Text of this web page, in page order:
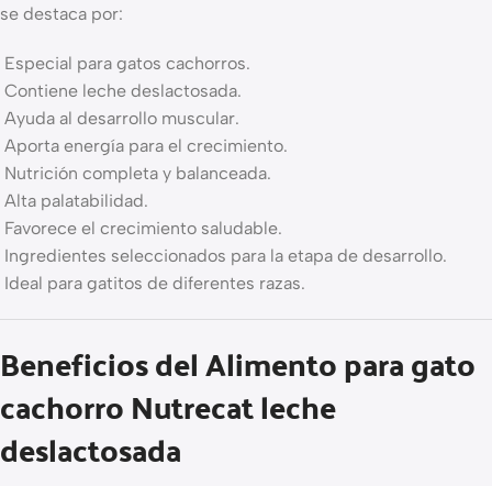
se destaca por:
Especial para gatos cachorros.
Contiene leche deslactosada.
Ayuda al desarrollo muscular.
Aporta energía para el crecimiento.
Nutrición completa y balanceada.
Alta palatabilidad.
Favorece el crecimiento saludable.
Ingredientes seleccionados para la etapa de desarrollo.
Ideal para gatitos de diferentes razas.
Beneficios del Alimento para gato
cachorro Nutrecat leche
deslactosada